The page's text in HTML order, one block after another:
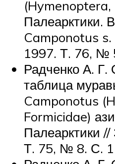
(Hymenoptera,
Палеарктики.
Camponotus
1997. Т. 76, №
Радченко А. Г.
таблица
Camponotus
Formicidae)
Палеарктики
Т. 75, № 8. С.